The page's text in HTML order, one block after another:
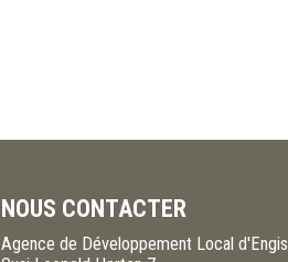
NOUS CONTACTER
Agence de Développement Local d'Engis